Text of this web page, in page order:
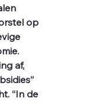
op
af,
“In de